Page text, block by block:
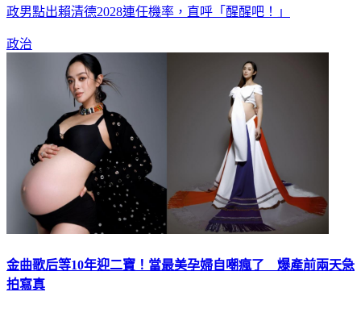
政男點出賴清德2028連任機率，直呼「醒醒吧！」
政治
金曲歌后等10年迎二寶！當最美孕婦自嘲瘋了 爆產前兩天急
拍寫真